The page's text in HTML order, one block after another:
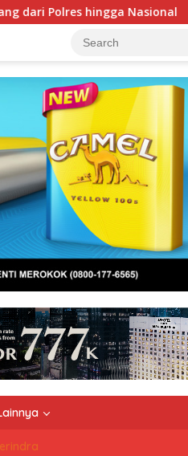
Nasional Wakapolri